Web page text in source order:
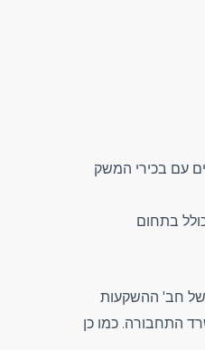
עם בכירי המשק
בתחום
של חב' ההשקעות
התחבורה. כמו כן